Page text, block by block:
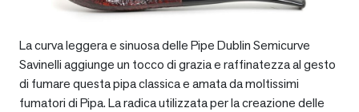
La curva leggera e sinuosa delle Pipe Dublin Semicurve
Savinelli aggiunge un tocco di grazia e raffinatezza al gesto
di fumare questa pipa classica e amata da moltissimi
fumatori di Pipa. La radica utilizzata per la creazione delle